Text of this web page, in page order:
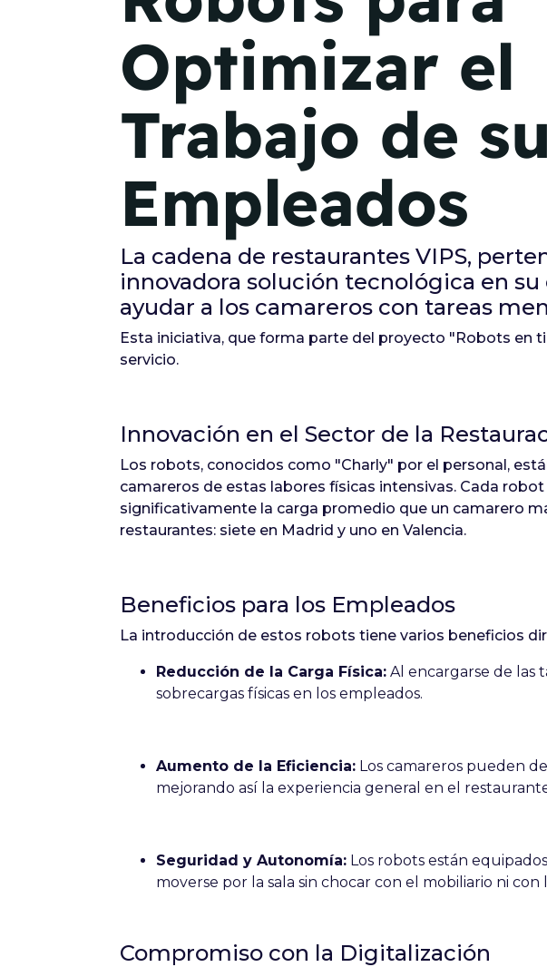
Optimizar el
Trabajo de
Empleados
La cadena de restaurantes VIPS,
innovadora solución tecnológica en
ayudar a los camareros con tareas
Esta iniciativa, que forma parte del proyecto "Robots en
servicio.
Innovación en el Sector de la
Los robots, conocidos como "Charly" por el personal,
camareros de estas labores físicas intensivas. Cada
significativamente la carga promedio que un camarero
restaurantes: siete en Madrid y uno en Valencia​.
Beneficios para los Empleados
La introducción de estos robots tiene varios beneficios
Reducción de la Carga Física: Al encargarse de las
sobrecargas físicas en los empleados.
Aumento de la Eficiencia: Los camareros pueden
mejorando así la experiencia general en el
Seguridad y Autonomía: Los robots están
moverse por la sala sin chocar con el mobiliario ni con
Compromiso con la Digitalización